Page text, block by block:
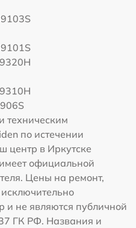
техническим
по истечении
центр в Иркутске
официальной
Цены на ремонт,
и не являются публичной
ГК РФ. Названия и